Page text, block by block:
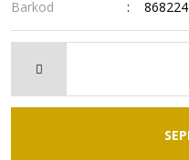
Barkod